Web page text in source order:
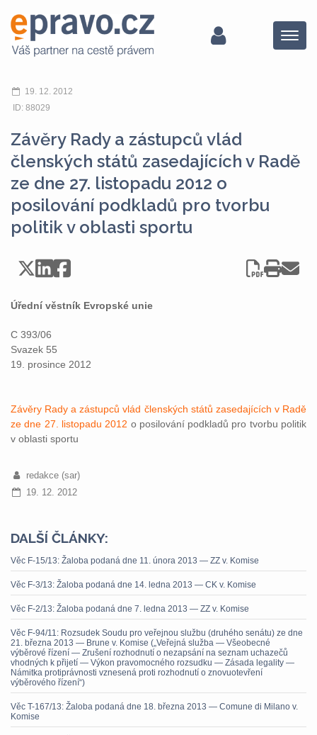
Menu
19. 12. 2012
ID: 88029
Závěry Rady a zástupců vlád
členských států zasedajících v Radě
ze dne 27. listopadu 2012 o
posilování podkladů pro tvorbu
politik v oblasti sportu
Úřední věstník Evropské unie
C 393/06
Svazek 55
19. prosince 2012
Závěry Rady a zástupců vlád členských států zasedajících v Radě
ze dne 27. listopadu 2012 o posilování podkladů pro tvorbu politik
v oblasti sportu
redakce (sar)
19. 12. 2012
DALŠÍ ČLÁNKY:
Věc F-15/13: Žaloba podaná dne 11. února 2013 — ZZ v. Komise
Věc F-3/13: Žaloba podaná dne 14. ledna 2013 — CK v. Komise
Věc F-2/13: Žaloba podaná dne 7. ledna 2013 — ZZ v. Komise
Věc F-94/11: Rozsudek Soudu pro veřejnou službu (druhého senátu) ze dne
21. března 2013 — Brune v. Komise („Veřejná služba — Všeobecné
výběrové řízení — Zrušení rozhodnutí o nezapsání na seznam uchazečů
vhodných k přijetí — Výkon pravomocného rozsudku — Zásada legality —
Námitka protiprávnosti vznesená proti rozhodnutí o znovuotevření
výběrového řízení“)
Věc T-167/13: Žaloba podaná dne 18. března 2013 — Comune di Milano v.
Komise